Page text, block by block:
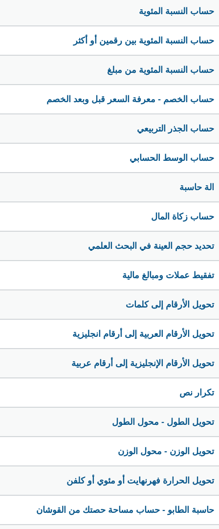
حساب النسبة المئوية
حساب النسبة المئوية بين رقمين أو أكثر
حساب النسبة المئوية من مبلغ
حساب الخصم - معرفة السعر قبل وبعد الخصم
حساب الجذر التربيعي
حساب الوسط الحسابي
الة حاسبة
حساب زكاة المال
تحديد حجم العينة في البحث العلمي
تفقيط عملات ومبالغ مالية
تحويل الأرقام إلى كلمات
تحويل الأرقام العربية إلى أرقام انجليزية
تحويل الأرقام الإنجليزية إلى أرقام عربية
تكرار نص
تحويل الطول - محول الطول
تحويل الوزن - محول الوزن
تحويل الحرارة فهرنهايت أو مئوي أو كلفن
حاسبة الطابو - حساب مساحة حصتك من القوشان